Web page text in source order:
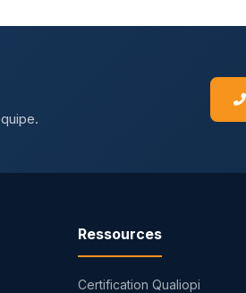
Ressources
Certification Qualiopi